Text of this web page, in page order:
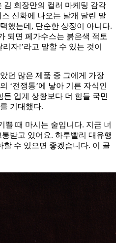
김 회장만의 컬러 마케팅 감각
신화에 나오는 날개 달린 말
했는데, 단순한 상징이 아니다.
되면 페가수스는 붉은색 적토
자!’라고 말할 수 있는 것이
던 많은 제품 중 그에게 가장
‘전쟁통’에 낳아 기른 자식인
업계 상황보다 더 힘들 국민
기대했다.
쁠 때 마시는 술입니다. 지금 너
받고 있어요. 하루빨리 대유행
할 수 있으면 좋겠습니다. 이 골